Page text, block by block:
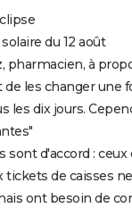
du 12 août
pharmacien, à
de les changer une
les dix jours.
sont d'accord :
tickets de caisses
ont besoin de